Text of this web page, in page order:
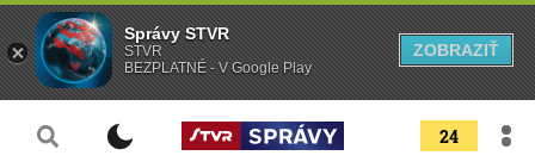
24
Správy STVR
STVR
BEZPLATNÉ - V Google Play
ZOBRAZIŤ